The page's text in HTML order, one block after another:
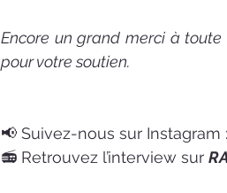
Encore un grand merci à toute
pour votre soutien.
📢 Suivez-nous sur Instagram :
📻 Retrouvez l’interview sur